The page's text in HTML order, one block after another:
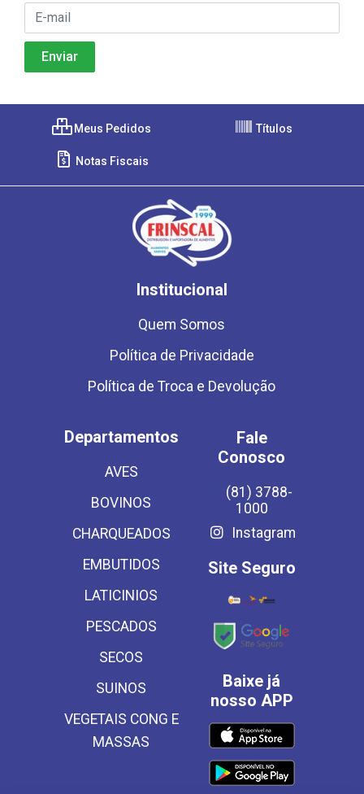
Meus Pedidos Títulos
Notas Fiscais
Institucional
Quem Somos
Política de Privacidade
Política de Troca e Devolução
Departamentos
AVES
BOVINOS
CHARQUEADOS
EMBUTIDOS
LATICINIOS
PESCADOS
SECOS
SUINOS
VEGETAIS CONG E
MASSAS
Fale
Conosco
(81) 3788-
1000
Instagram
Site Seguro
Baixe já
nosso APP